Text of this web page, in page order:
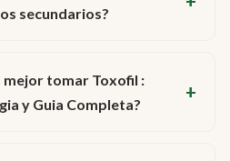
secundarios?
mejor tomar Toxofil :
y Guia Completa?